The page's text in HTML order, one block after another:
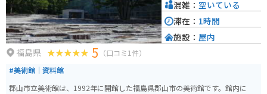
福島県 5 （口コミ1件）
#美術館｜資料館
郡山市立美術館は、1992年に開館した福島県郡山市の美術館です。館内に
混雑： 空いている
滞在： 1時間
施設： 屋内